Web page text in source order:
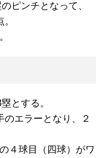
ピンチとなって、
とする。
エラーとなり、２
４球目（四球）がワ